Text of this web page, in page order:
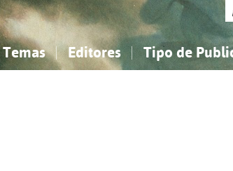
Temas Editores Tipo de